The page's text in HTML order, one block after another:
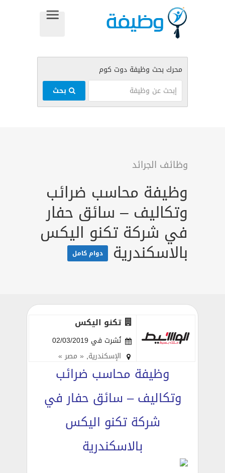
وظائف الجرائد
وظيفة محاسب ضرائب
وتكاليف – سائق حفار
في شركة تكنو اليكس
بالاسكندرية دوام كامل
تكنو اليكس
نُشرت في 02/03/2019
الإسكندرية, « مصر »
وظيفة محاسب ضرائب
وتكاليف – سائق حفار في
شركة تكنو اليكس
بالاسكندرية